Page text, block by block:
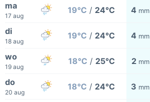
ma
17 aug
19°C / 24°C 4 mm
di
18 aug
19°C / 24°C 4 mm
wo
19 aug
18°C / 25°C 2 mm
do
20 aug
18°C / 24°C 3 mm